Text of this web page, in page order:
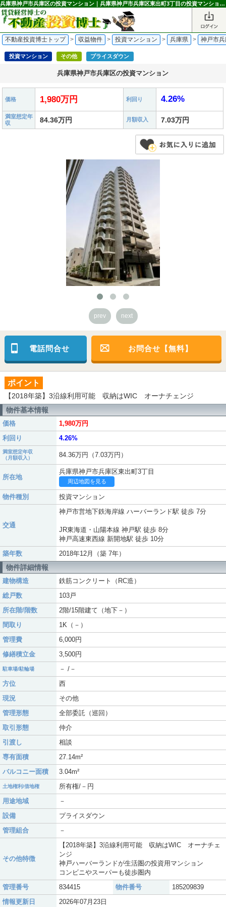
兵庫県神戸市兵庫区の投資マンション｜兵庫県神戸市兵庫区東出町3丁目の投資マンション 1,980万円 ハーバーランド駅｜不動産投資博士
不動産投資博士トップ > 収益物件 > 投資マンション > 兵庫県 > 神戸市
投資マンション その他 プライスダウン
兵庫県神戸市兵庫区の投資マンション
価格 1,980万円 利回り 4.26%
満室想定年
収
84.36万円 月額収入 7.03万円
prev next
電話問合せ お問合せ【無料】
ポイント
【2018年築】3沿線利用可能 収納はWIC オーナチェンジ
物件基本情報
価格
1,980万円
利回り
4.26%
満室想定年収
（月額収入）
84.36万円（7.03万円）
所在地
兵庫県神戸市兵庫区東出町3丁目
周辺地図を見る
物件種別 投資マンション
交通
神戸市営地下鉄海岸線 ハーバーランド駅 徒歩 7分
JR東海道・山陽本線 神戸駅 徒歩 8分
神戸高速東西線 新開地駅 徒歩 10分
築年数
2018年12月（築 7年）
物件詳細情報
建物構造
鉄筋コンクリート（RC造）
総戸数
103戸
所在階/階数
2階/15階建て（地下－）
間取り
1K（－）
管理費
6,000円
修繕積立金
3,500円
駐車場/駐輪場
－ /－
方位
西
現況
その他
管理形態
全部委託（巡回）
取引形態
仲介
引渡し
相談
専有面積
27.14m²
バルコニー面積
3.04m²
土地権利/借地権
所有権/－円
用途地域
－
設備
プライスダウン
管理組合
－
その他特徴
【2018年築】3沿線利用可能 収納はWIC オーナチェ
ンジ
神戸ハーバーランドが生活圏の投資用マンション
コンビニやスーパーも徒歩圏内
管理番号
834415 物件番号
185209839
情報更新日
2026年07月23日